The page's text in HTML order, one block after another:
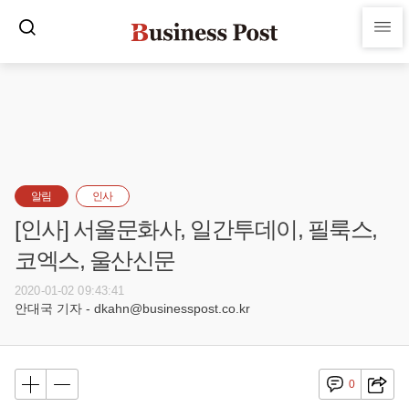
알림 인사
[인사] 서울문화사, 일간투데이, 필룩스,
코엑스, 울산신문
2020-01-02 09:43:41
안대국 기자 - dkahn@businesspost.co.kr
0